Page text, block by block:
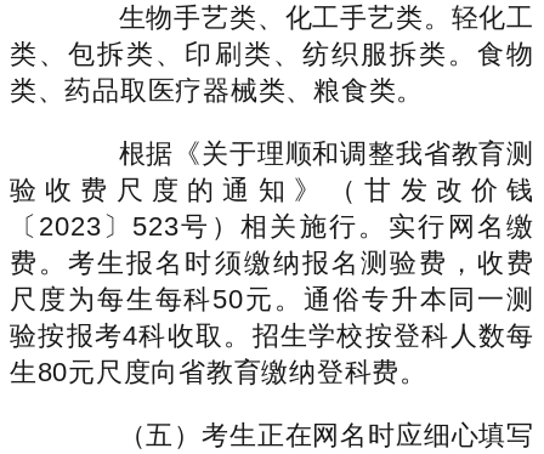
生物手艺类、化工手艺类。轻化工
类、包拆类、印刷类、纺织服拆类。食物
类、药品取医疗器械类、粮食类。
根据《关于理顺和调整我省教育测
验收费尺度的通知》（甘发改价钱
〔2023〕523号）相关施行。实行网名缴
费。考生报名时须缴纳报名测验费，收费
尺度为每生每科50元。通俗专升本同一测
验按报考4科收取。招生学校按登科人数每
生80元尺度向省教育缴纳登科费。
（五）考生正在网名时应细心填写